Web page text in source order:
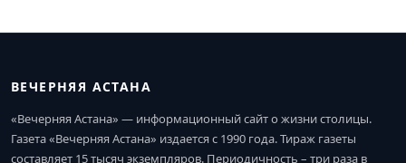
ВЕЧЕРНЯЯ АСТАНА
«Вечерняя Астана» — информационный сайт о жизни столицы.
Газета «Вечерняя Астана» издается с 1990 года. Тираж газеты
составляет 15 тысяч экземпляров. Периодичность – три раза в